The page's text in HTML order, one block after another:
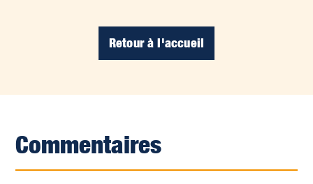
Retour à l'accueil
Commentaires